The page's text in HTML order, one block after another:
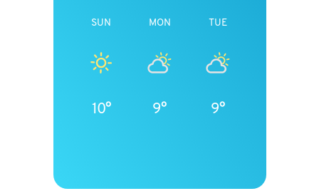
SUN
10°
MON
9°
TUE
9°